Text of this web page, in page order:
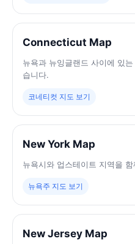
Connecticut Map
뉴욕과 뉴잉글랜드 사이에 있
습니다.
코네티컷 지도 보기
New York Map
뉴욕시와 업스테이트 지역을
뉴욕주 지도 보기
New Jersey Map